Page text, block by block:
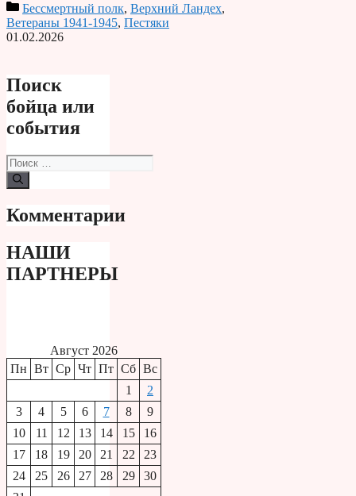
PrintБессмертный полк, Верхний Ландех,
Ветераны 1941-1945, Пестяки
01.02.2026
Поиск
бойца или
события
Поиск:
Комментарии
НАШИ
ПАРТНЕРЫ
Август 2026
Пн Вт Ср Чт Пт Сб Вс
1
2
3
4 5 6 7 8
9
10
11 12 13 14 15
16
17
18 19 20 21 22
23
24
25 26 27 28 29
30